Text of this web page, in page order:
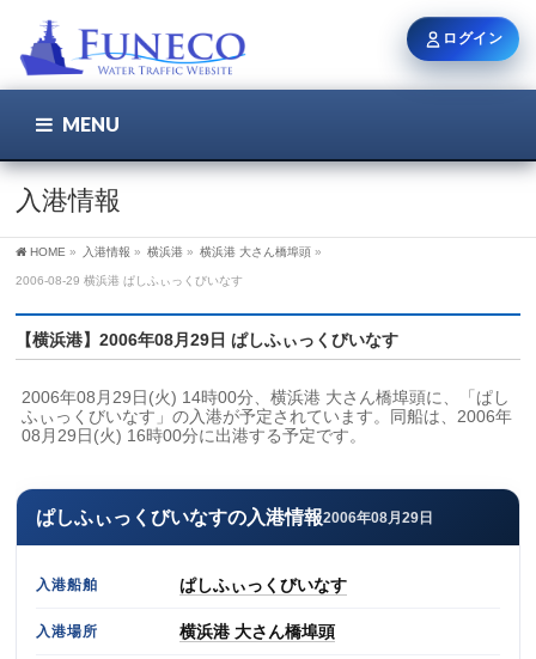
MENU
入港情報
HOME » 入港情報 » 横浜港 » 横浜港 大さん橋埠頭 »
2006-08-29 横浜港 ぱしふぃっくびいなす
【横浜港】2006年08月29日 ぱしふぃっくびいなす
2006年08月29日(火) 14時00分、横浜港 大さん橋埠頭に、「ぱし
ふぃっくびいなす」の入港が予定されています。同船は、2006年
08月29日(火) 16時00分に出港する予定です。
ぱしふぃっくびいなすの入港情報2006年08月29日
入港船舶 ぱしふぃっくびいなす
入港場所 横浜港 大さん橋埠頭
ログイン
ユーザー名 / メール
新規登録 パスワードを忘れた方